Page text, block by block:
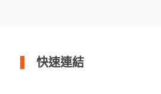
快速連結